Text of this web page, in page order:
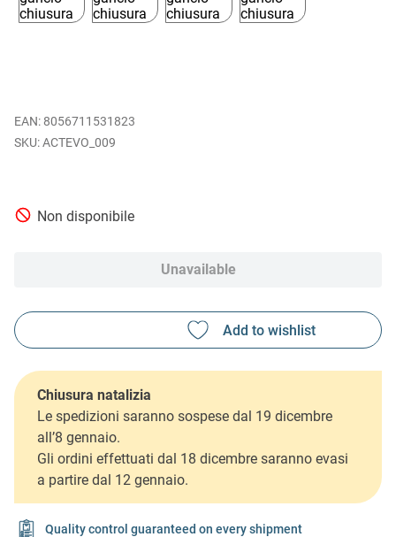
EAN: 8056711531823
ACTEVO_009
Non disponibile
Unavailable
Chiusura natalizia
Le spedizioni saranno sospese dal 19 dicembre
all’8 gennaio.
Gli ordini effettuati dal 18 dicembre saranno evasi
a partire dal 12 gennaio.
Quality control guaranteed on every shipment